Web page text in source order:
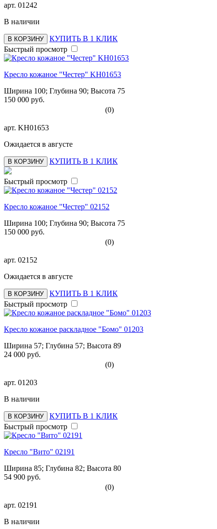
арт. 01242
В наличии
В КОРЗИНУ
КУПИТЬ В 1 КЛИК
Быстрый просмотр
Кресло кожаное "Честер" KH01653
Ширина 100; Глубина 90; Высота 75
150 000 руб.
(0)
арт. KH01653
Ожидается в августе
В КОРЗИНУ КУПИТЬ В 1 КЛИК
Быстрый просмотр
Кресло кожаное "Честер" 02152
Ширина 100; Глубина 90; Высота 75
150 000 руб.
(0)
арт. 02152
Ожидается в августе
В КОРЗИНУ
КУПИТЬ В 1 КЛИК
Быстрый просмотр
Кресло кожаное раскладное "Бомо" 01203
Ширина 57; Глубина 57; Высота 89
24 000 руб.
(0)
арт. 01203
В наличии
В КОРЗИНУ
КУПИТЬ В 1 КЛИК
Быстрый просмотр
Кресло "Вито" 02191
Ширина 85; Глубина 82; Высота 80
54 900 руб.
(0)
арт. 02191
В наличии